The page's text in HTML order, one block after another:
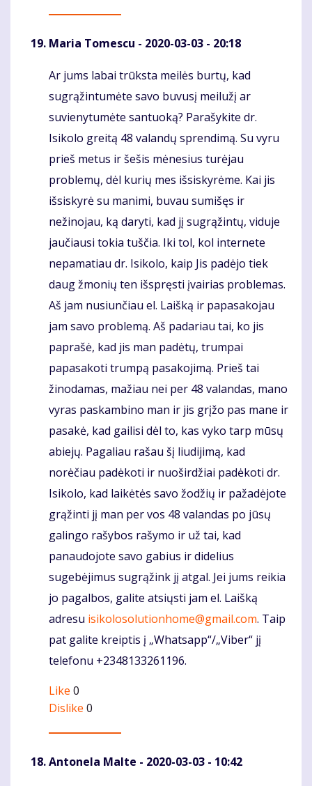
Maria Tomescu - 2020-03-03 - 20:18
Komentaras
Ar jums labai trūksta meilės burtų, kad
sugrąžintumėte savo buvusį meilužį ar
suvienytumėte santuoką? Parašykite dr.
Isikolo greitą 48 valandų sprendimą. Su vyru
prieš metus ir šešis mėnesius turėjau
problemų, dėl kurių mes išsiskyrėme. Kai jis
išsiskyrė su manimi, buvau sumišęs ir
nežinojau, ką daryti, kad jį sugrąžintų, viduje
jaučiausi tokia tuščia. Iki tol, kol internete
nepamatiau dr. Isikolo, kaip Jis padėjo tiek
daug žmonių ten išspręsti įvairias problemas.
Aš jam nusiunčiau el. Laišką ir papasakojau
jam savo problemą. Aš padariau tai, ko jis
paprašė, kad jis man padėtų, trumpai
papasakoti trumpą pasakojimą. Prieš tai
žinodamas, mažiau nei per 48 valandas, mano
vyras paskambino man ir jis grįžo pas mane ir
pasakė, kad gailisi dėl to, kas vyko tarp mūsų
abiejų. Pagaliau rašau šį liudijimą, kad
norėčiau padėkoti ir nuoširdžiai padėkoti dr.
Isikolo, kad laikėtės savo žodžių ir pažadėjote
grąžinti jį man per vos 48 valandas po jūsų
galingo rašybos rašymo ir už tai, kad
panaudojote savo gabius ir didelius
sugebėjimus sugrąžink jį atgal. Jei jums reikia
jo pagalbos, galite atsiųsti jam el. Laišką
adresu isikolosolutionhome@gmail.com. Taip
pat galite kreiptis į „Whatsapp“/„Viber“ jį
telefonu +2348133261196.
Like 0
Dislike 0
Antonela Malte - 2020-03-03 - 10:42